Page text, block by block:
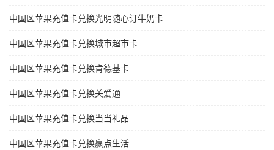
中国区苹果充值卡兑换光明随心订牛奶卡
中国区苹果充值卡兑换城市超市卡
中国区苹果充值卡兑换肯德基卡
中国区苹果充值卡兑换关爱通
中国区苹果充值卡兑换当当礼品
中国区苹果充值卡兑换赢点生活